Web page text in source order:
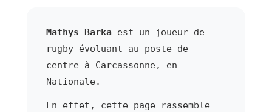
Mathys Barka est un joueur de
rugby évoluant au poste de
centre à Carcassonne, en
Nationale.
En effet, cette page rassemble